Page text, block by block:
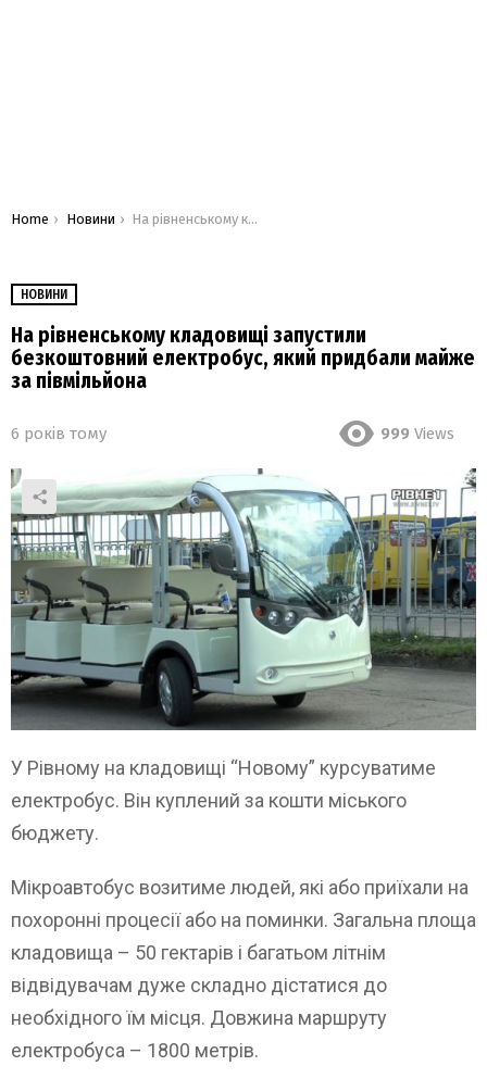
You are here:
Home Новини На рівненському кладовищі запустили безкоштовний електробус, який придбали майже за півмільйона
НОВИНИ
На рівненському кладовищі запустили
безкоштовний електробус, який придбали майже
за півмільйона
6 років тому 999 Views
У Рівному на кладовищі “Новому” курсуватиме
електробус. Він куплений за кошти міського
бюджету.
Мікроавтобус возитиме людей, які або приїхали на
похоронні процесії або на поминки. Загальна площа
кладовища – 50 гектарів і багатьом літнім
відвідувачам дуже складно дістатися до
необхідного їм місця. Довжина маршруту
електробуса – 1800 метрів.